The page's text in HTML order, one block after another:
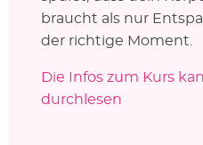
braucht als nur
der richtige Moment.
Die Infos zum Kurs
durchlesen